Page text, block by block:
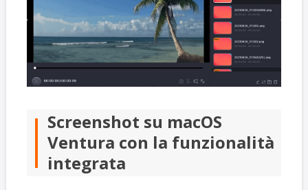
Screenshot su macOS
Ventura con la funzionalità
integrata